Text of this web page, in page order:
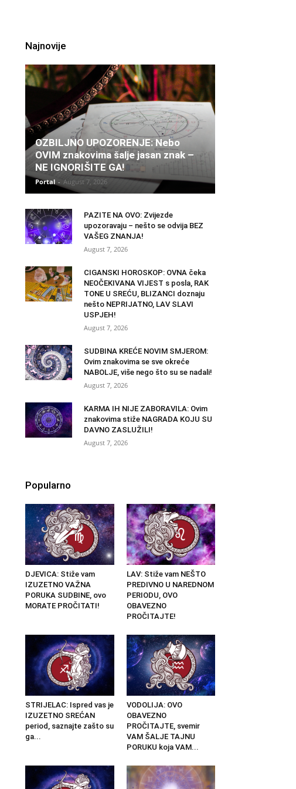
Najnovije
OZBILJNO UPOZORENJE: Nebo
OVIM znakovima šalje jasan znak –
NE IGNORIŠITE GA!
Portal - August 7, 2026
PAZITE NA OVO: Zvijezde
upozoravaju – nešto se odvija BEZ
VAŠEG ZNANJA!
August 7, 2026
CIGANSKI HOROSKOP: OVNA čeka
NEOČEKIVANA VIJEST s posla, RAK
TONE U SREĆU, BLIZANCI doznaju
nešto NEPRIJATNO, LAV SLAVI
USPJEH!
August 7, 2026
SUDBINA KREĆE NOVIM SMJEROM:
Ovim znakovima se sve okreće
NABOLJE, više nego što su se nadali!
August 7, 2026
KARMA IH NIJE ZABORAVILA: Ovim
znakovima stiže NAGRADA KOJU SU
DAVNO ZASLUŽILI!
August 7, 2026
Popularno
DJEVICA: Stiže vam
IZUZETNO VAŽNA
PORUKA SUDBINE, ovo
MORATE PROČITATI!
LAV: Stiže vam NEŠTO
PREDIVNO U NAREDNOM
PERIODU, OVO
OBAVEZNO
PROČITAJTE!
STRIJELAC: Ispred vas je
IZUZETNO SREĆAN
period, saznajte zašto su
ga...
VODOLIJA: OVO
OBAVEZNO
PROČITAJTE, svemir
VAM ŠALJE TAJNU
PORUKU koja VAM...